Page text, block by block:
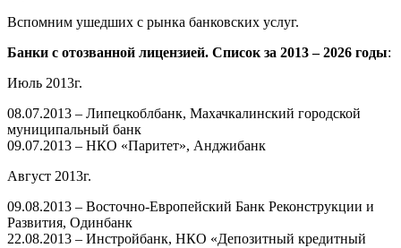
Вспомним ушедших с рынка банковских услуг.
Банки с отозванной лицензией. Список за 2013 – 2026 годы:
Июль 2013г.
08.07.2013 – Липецкоблбанк, Махачкалинский городской
муниципальный банк
09.07.2013 – НКО «Паритет», Анджибанк
Август 2013г.
09.08.2013 – Восточно-Европейский Банк Реконструкции и
Развития, Одинбанк
22.08.2013 – Инстройбанк, НКО «Депозитный кредитный